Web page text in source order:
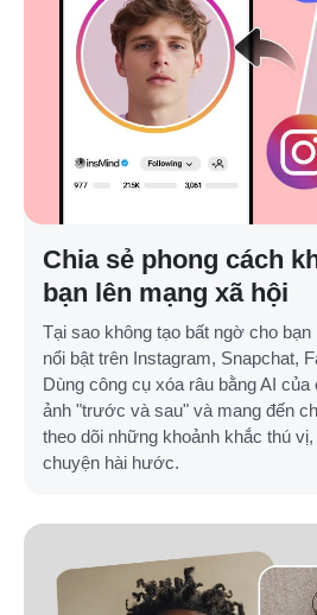
Chia sẻ phong cách
bạn lên mạng xã hội
Tại sao không tạo bất ngờ cho bạn
nổi bật trên Instagram, Snapchat,
Dùng công cụ xóa râu bằng AI
ảnh "trước và sau" và mang đến
theo dõi những khoảnh khắc thú
chuyện hài hước.